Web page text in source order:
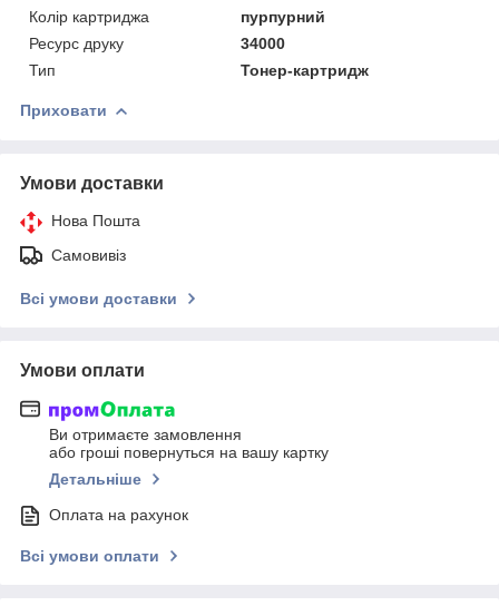
Колір картриджа
пурпурний
Ресурс друку
34000
Тип
Тонер-картридж
Приховати
Умови доставки
Нова Пошта
Самовивіз
Всі умови доставки
Умови оплати
Ви отримаєте замовлення
або гроші повернуться на вашу картку
Детальніше
Оплата на рахунок
Всі умови оплати